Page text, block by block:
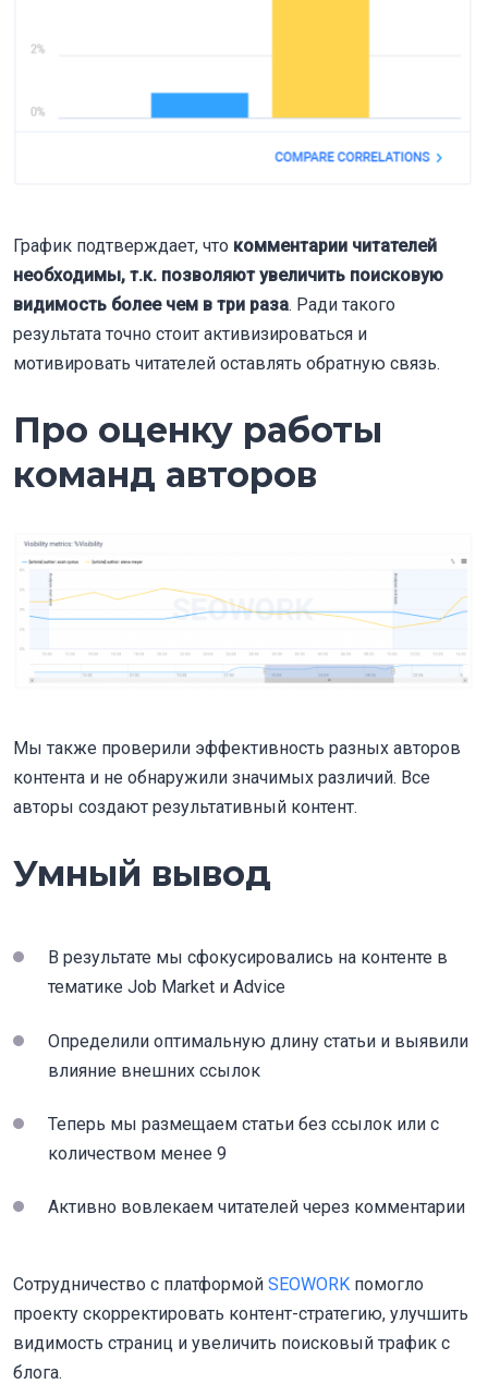
График подтверждает, что комментарии читателей
необходимы, т.к. позволяют увеличить поисковую
видимость более чем в три раза. Ради такого
результата точно стоит активизироваться и
мотивировать читателей оставлять обратную связь.
Про оценку работы
команд авторов
Мы также проверили эффективность разных авторов
контента и не обнаружили значимых различий. Все
авторы создают результативный контент.
Умный вывод
В результате мы сфокусировались на контенте в
тематике Job Market и Advice
Определили оптимальную длину статьи и выявили
влияние внешних ссылок
Теперь мы размещаем статьи без ссылок или с
количеством менее 9
Активно вовлекаем читателей через комментарии
Сотрудничество с платформой SEOWORK помогло
проекту скорректировать контент-стратегию, улучшить
видимость страниц и увеличить поисковый трафик с
блога.